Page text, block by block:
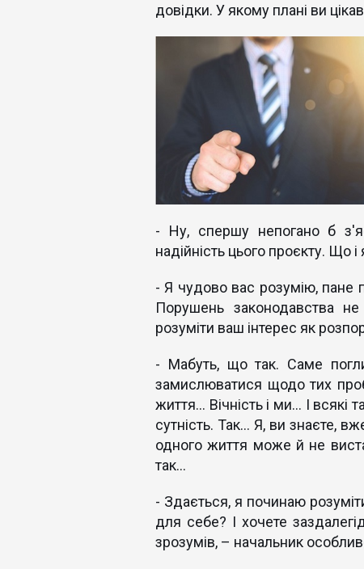
довідки. У якому плані ви
- Ну, спершу непогано б
надійність цього проєкту. Що
- Я чудово вас розумію, пане
Порушень законодавства
розуміти ваш інтерес як
- Мабуть, що так. Саме
замислюватися щодо тих
життя… Вічність і ми… І всякі
сутність. Так… Я, ви знаєте,
одного життя може й не
так…
- Здається, я починаю
для себе? І хочете
зрозумів, – начальник